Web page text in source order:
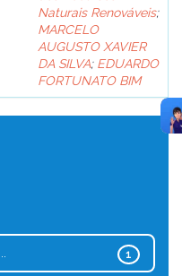
Naturais Renováveis;
MARCELO
AUGUSTO XAVIER
DA SILVA; EDUARDO
FORTUNATO BIM
1